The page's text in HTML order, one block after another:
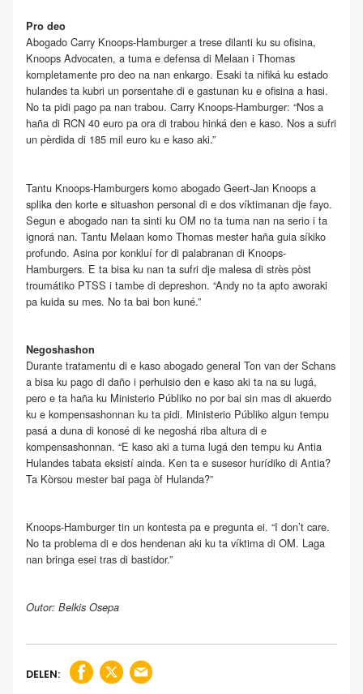
Pro deo
Abogado Carry Knoops-Hamburger a trese dilanti ku su ofisina,
Knoops Advocaten, a tuma e defensa di Melaan i Thomas
kompletamente pro deo na nan enkargo. Esaki ta nifiká ku estado
hulandes ta kubri un porsentahe di e gastunan ku e ofisina a hasi.
No ta pidi pago pa nan trabou. Carry Knoops-Hamburger: “Nos a
haña di RCN 40 euro pa ora di trabou hinká den e kaso. Nos a sufri
un pèrdida di 185 mil euro ku e kaso aki.”
Tantu Knoops-Hamburgers komo abogado Geert-Jan Knoops a
splika den korte e situashon personal di e dos víktimanan dje fayo.
Segun e abogado nan ta sinti ku OM no ta tuma nan na serio i ta
ignorá nan. Tantu Melaan komo Thomas mester haña guia síkiko
profundo. Asina por konkluí for di palabranan di Knoops-
Hamburgers. E ta bisa ku nan ta sufri dje malesa di strès pòst
troumátiko PTSS i tambe di depreshon. “Andy no ta apto aworaki
pa kuida su mes. No ta bai bon kuné.”
Negoshashon
Durante tratamentu di e kaso abogado general Ton van der Schans
a bisa ku pago di daño i perhuisio den e kaso aki ta na su lugá,
pero e ta haña ku Ministerio Públiko no por bai sin mas di akuerdo
ku e kompensashonnan ku ta pidi. Ministerio Públiko algun tempu
pasá a duna di konosé di ke negoshá riba altura di e
kompensashonnan. “E kaso aki a tuma lugá den tempu ku Antia
Hulandes tabata eksistí ainda. Ken ta e susesor hurídiko di Antia?
Ta Kòrsou mester bai paga òf Hulanda?”
Knoops-Hamburger tin un kontesta pa e pregunta ei. “I don’t care.
No ta problema di e dos hendenan aki ku ta víktima di OM. Laga
nan bringa esei tras di bastidor.”
Outor: Belkis Osepa
DELEN: